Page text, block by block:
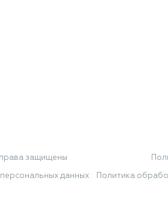
защищены
данных Политика